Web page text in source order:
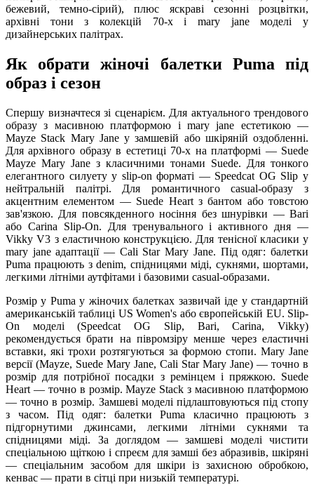
бежевий, темно-сірий), плюс яскраві сезонні розцвітки,
архівні тони з колекцій 70-х і mary jane моделі у
дизайнерських палітрах.
Як обрати жіночі балетки Puma під
образ і сезон
Спершу визначтеся зі сценарієм. Для актуального трендового
образу з масивною платформою і mary jane естетикою —
Mayze Stack Mary Jane у замшевій або шкіряній оздобленні.
Для архівного образу в естетиці 70-х на платформі — Suede
Mayze Mary Jane з класичними тонами Suede. Для тонкого
елегантного силуету у slip-on форматі — Speedcat OG Slip у
нейтральній палітрі. Для романтичного casual-образу з
акцентним елементом — Suede Heart з бантом або товстою
зав'язкою. Для повсякденного носіння без шнурівки — Bari
або Carina Slip-On. Для тренувального і активного дня —
Vikky V3 з еластичною конструкцією. Для тенісної класики у
mary jane адаптації — Cali Star Mary Jane. Під одяг: балетки
Puma працюють з denim, спідницями міді, сукнями, шортами,
легкими літніми аутфітами і базовими casual-образами.
Розмір у Puma у жіночих балетках зазвичай іде у стандартній
американській таблиці US Women's або європейській EU. Slip-
On моделі (Speedcat OG Slip, Bari, Carina, Vikky)
рекомендується брати на півромзіру менше через еластичні
вставки, які трохи розтягуються за формою стопи. Mary Jane
версії (Mayze, Suede Mary Jane, Cali Star Mary Jane) — точно в
розмір для потрібної посадки з ремінцем і пряжкою. Suede
Heart — точно в розмір. Mayze Stack з масивною платформою
— точно в розмір. Замшеві моделі підлаштовуються під стопу
з часом. Під одяг: балетки Puma класично працюють з
підгорнутими джинсами, легкими літніми сукнями та
спідницями міді. За доглядом — замшеві моделі чистити
спеціальною щіткою і спреєм для замші без абразивів, шкіряні
— спеціальним засобом для шкіри із захисною обробкою,
кенвас — прати в сітці при низькій температурі.